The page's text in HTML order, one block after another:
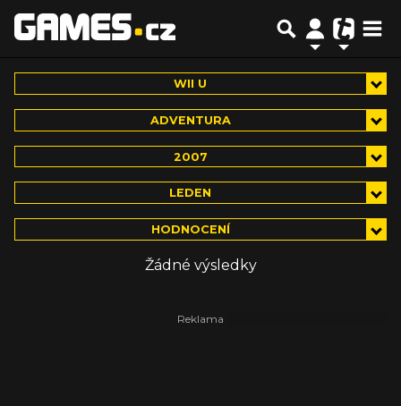
WII U
ADVENTURA
2007
LEDEN
HODNOCENÍ
Žádné výsledky